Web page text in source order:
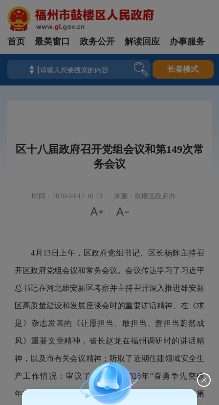
首页 最美窗口 政务公开 解读回应 办事服务
长者模式
区十八届政府召开党组会议和第149次常
务会议
时间：2026-04-13 16:13 来源：鼓楼区政府办
 
4月13日上午，区政府党组书记、区长杨辉主持召
开区政府党组会议和常务会议。会议传达学习了习近平
总书记在河北雄安新区考察并主持召开深入推进雄安新
区高质量建设和发展座谈会时的重要讲话精神、在《求
是》杂志发表的《让愿担当、敢担当、善担当蔚然成
风》重要文章精神，省长赵龙在福州调研时的讲话精
神，以及市有关会议精神；听取了近期住建领域安全生
产工作情况；审议了《鼓楼区2026年“奋勇争先突破
年”高质量发展攻坚行动方案（送审稿）》；研究了第